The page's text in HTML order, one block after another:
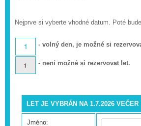
Nejprve si vyberte vhodné datum. Poté
- volný den, je možné si
- není možné si rezervovat let.
LET JE VYBRÁN NA 1.7.2026 VEČER
Jméno: